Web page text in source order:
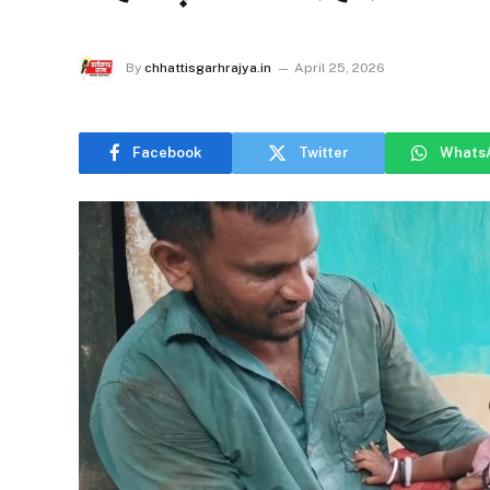
By chhattisgarhrajya.in April 25, 2026
Facebook Twitter